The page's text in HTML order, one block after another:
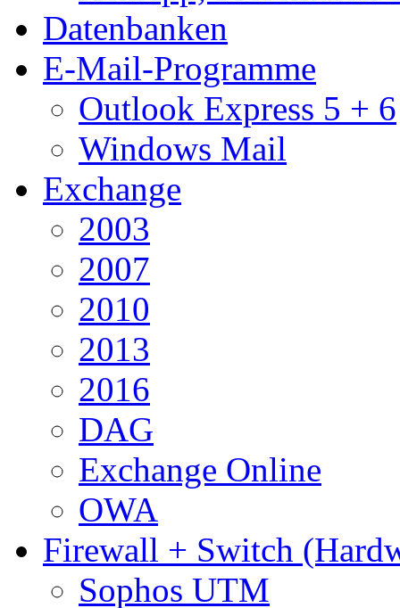
Datenbanken
E-Mail-Programme
Outlook Express 5 + 6
Windows Mail
Exchange
2003
2007
2010
2013
2016
DAG
Exchange Online
OWA
Firewall + Switch
Sophos UTM